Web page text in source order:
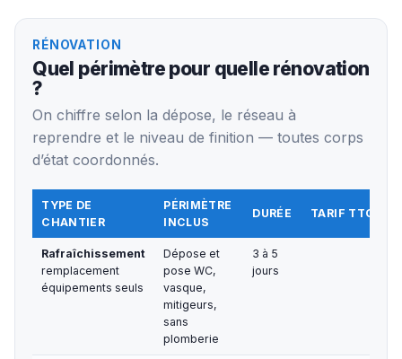
RÉNOVATION
Quel périmètre pour quelle rénovation
?
On chiffre selon la dépose, le réseau à
reprendre et le niveau de finition — toutes corps
d’état coordonnés.
TYPE DE
CHANTIER
PÉRIMÈTRE
INCLUS
DURÉE TARIF TTC
Rafraîchissement
remplacement
équipements seuls
Dépose et
pose WC,
vasque,
mitigeurs,
sans
plomberie
3 à 5
jours